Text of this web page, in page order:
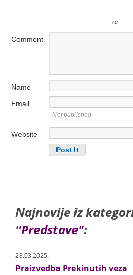
or
Comment
Name
Email
Not published
Website
Najnovije iz
"Predstave":
28.03.2025.
Praizvedba Prekinutih veza